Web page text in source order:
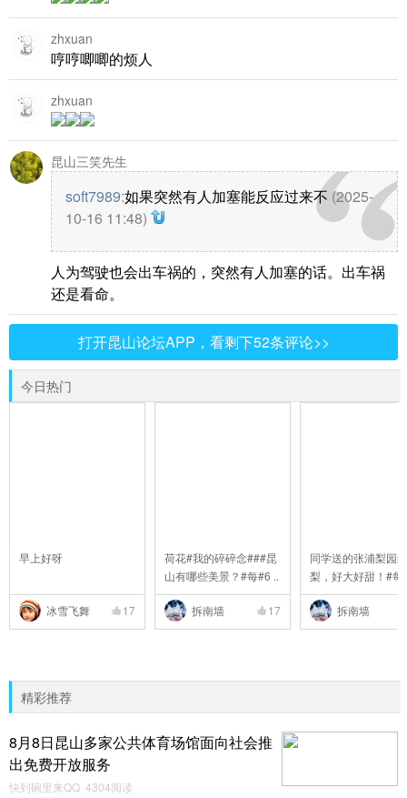
zhxuan
哼哼唧唧的烦人
zhxuan
昆山三笑先生
soft7989:如果突然有人加塞能反应过来不 (2025-
10-16 11:48)
人为驾驶也会出车祸的，突然有人加塞的话。出车祸
还是看命。
打开昆山论坛APP，看剩下52条评论>>
今日热门
早上好呀
冰雪飞舞 17
荷花#我的碎碎念###昆
山有哪些美景？#每#6 ..
拆南墙 17
同学送的张浦梨园的
梨，好大好甜！#每
..
拆南墙
精彩推荐
8月8日昆山多家公共体育场馆面向社会推
出免费开放服务
快到碗里来QQ 4304阅读